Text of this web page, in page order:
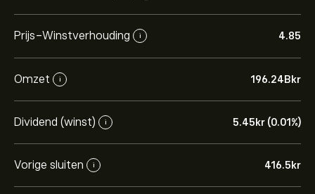
Prijs-Winstverhouding i 4.85
Omzet i 196.24B‎kr‎
Dividend (winst) i 5.45‎kr‎ (0.01%)
Vorige sluiten i 416.5‎kr‎